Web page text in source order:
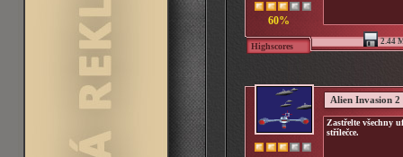
60%
Highscores 2.44
Alien Invasion 2
Zastřelte všechny
střílečce.